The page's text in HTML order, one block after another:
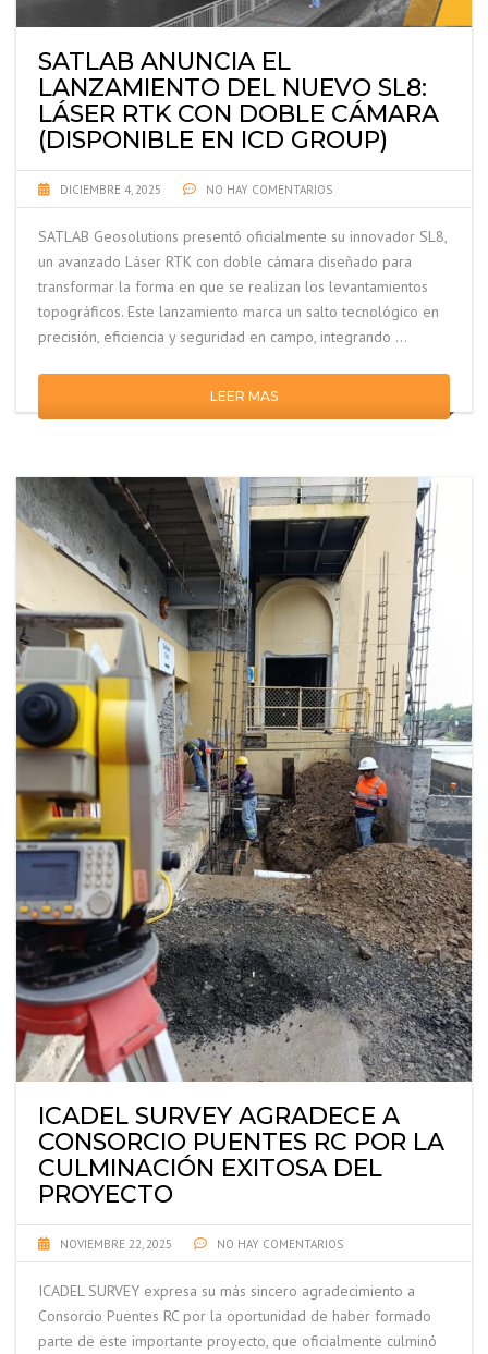
SATLAB ANUNCIA EL
LANZAMIENTO DEL NUEVO SL8:
LÁSER RTK CON DOBLE CÁMARA
(DISPONIBLE EN ICD GROUP)
DICIEMBRE 4, 2025 NO HAY COMENTARIOS
SATLAB Geosolutions presentó oficialmente su innovador SL8,
un avanzado Láser RTK con doble cámara diseñado para
transformar la forma en que se realizan los levantamientos
topográficos. Este lanzamiento marca un salto tecnológico en
precisión, eficiencia y seguridad en campo, integrando …
LEER MAS
ICADEL SURVEY AGRADECE A
CONSORCIO PUENTES RC POR LA
CULMINACIÓN EXITOSA DEL
PROYECTO
NOVIEMBRE 22, 2025 NO HAY COMENTARIOS
ICADEL SURVEY expresa su más sincero agradecimiento a
Consorcio Puentes RC por la oportunidad de haber formado
parte de este importante proyecto, que oficialmente culminó